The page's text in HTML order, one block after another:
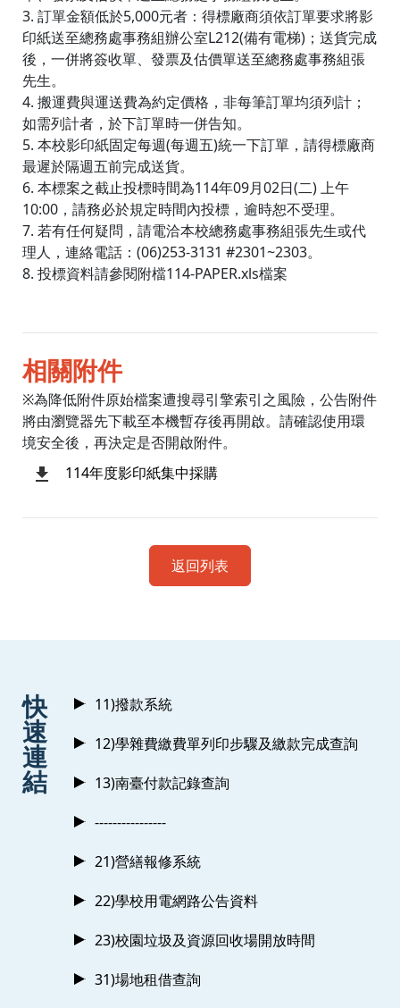
3. 訂單金額低於5,000元者：得標廠商須依訂單要求將影
印紙送至總務處事務組辦公室L212(備有電梯)；送貨完成
後，一併將簽收單、發票及估價單送至總務處事務組張
先生。
4. 搬運費與運送費為約定價格，非每筆訂單均須列計；
如需列計者，於下訂單時一併告知。
5. 本校影印紙固定每週(每週五)統一下訂單，請得標廠商
最遲於隔週五前完成送貨。
6. 本標案之截止投標時間為114年09月02日(二) 上午
10:00，請務必於規定時間內投標，逾時恕不受理。
7. 若有任何疑問，請電洽本校總務處事務組張先生或代
理人，連絡電話：(06)253-3131 #2301~2303。
8. 投標資料請參閱附檔114-PAPER.xls檔案
相關附件
※為降低附件原始檔案遭搜尋引擎索引之風險，公告附件
將由瀏覽器先下載至本機暫存後再開啟。請確認使用環
境安全後，再決定是否開啟附件。
114年度影印紙集中採購
返回列表
快
速
連
結
11)撥款系統
12)學雜費繳費單列印步驟及繳款完成查詢
13)南臺付款記錄查詢
----------------
21)營繕報修系統
22)學校用電網路公告資料
23)校園垃圾及資源回收場開放時間
31)場地租借查詢